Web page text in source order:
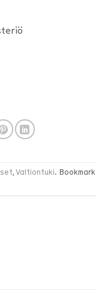
,Valtiontuki. Bookmark